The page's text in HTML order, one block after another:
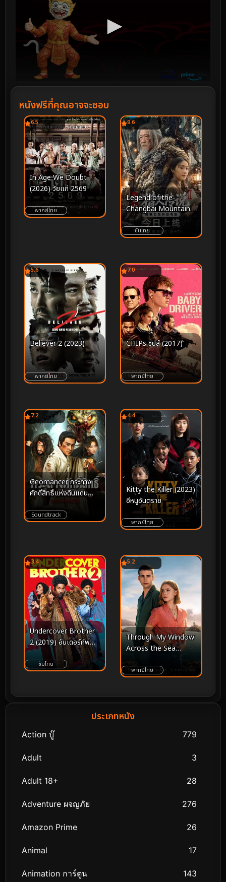
หนังฟรีที่คุณอาจจะชอบ
6.5
In Age We Doubt
(2026) วัยแก่ 2569
พากย์ไทย
9.6
Legend of the
Changbai Mountain
Hunter 2 (2026)
ตำนานนายพรานแห่งเขา
ซับไทย
5.6
Believer 2 (2023)
พากย์ไทย
7.0
CHIPs ชิปส์ (2017)
พากย์ไทย
7.2
Geomancer กระถาง
ศักดิ์สิทธิ์แห่งดินแดน
(2026)
Soundtrack
4.4
Kitty the Killer (2023)
อีหนูอันตราย
พากย์ไทย
3.4
Undercover Brother
2 (2019) อันเดอร์คัพ
เวอร์ บราเธอร์ 2
ซับไทย
5.2
Through My Window
Across the Sea
(2023) รักผ่านหน้าต่าง
หัวใจข้ามทะเล
พากย์ไทย
ประเภทหนัง
Action บู๊ 779
Adult 3
Adult 18+ 28
Adventure ผจญภัย 276
Amazon Prime 26
Animal 17
Animation การ์ตูน 143